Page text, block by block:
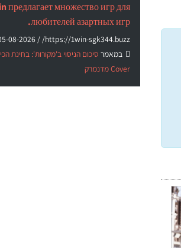
предлагает множество игр для
любителей азартных игр.
https://1win-sgk344.buzz/ /
08-2026
במאמר
Cover מדנמרק